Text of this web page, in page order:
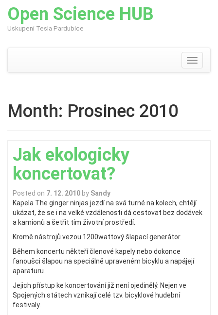
Open Science HUB
Uskupení Tesla Pardubice
Toggle
Month: Prosinec 2010
Jak ekologicky
koncertovat?
Posted on 7. 12. 2010 by Sandy
Kapela The ginger ninjas jezdí na svá turné na kolech, chtějí
ukázat, že se i na velké vzdálenosti dá cestovat bez dodávek
a kamionů a šetřit tím životní prostředí.
Kromě nástrojů vezou 1200wattový šlapací generátor.
Během koncertu někteří členové kapely nebo dokonce
fanoušci šlapou na speciálně upraveném bicyklu a napájejí
aparaturu.
Jejich přístup ke koncertování již není ojedinělý. Nejen ve
Spojených státech vznikají celé tzv. bicyklové hudební
festivaly.